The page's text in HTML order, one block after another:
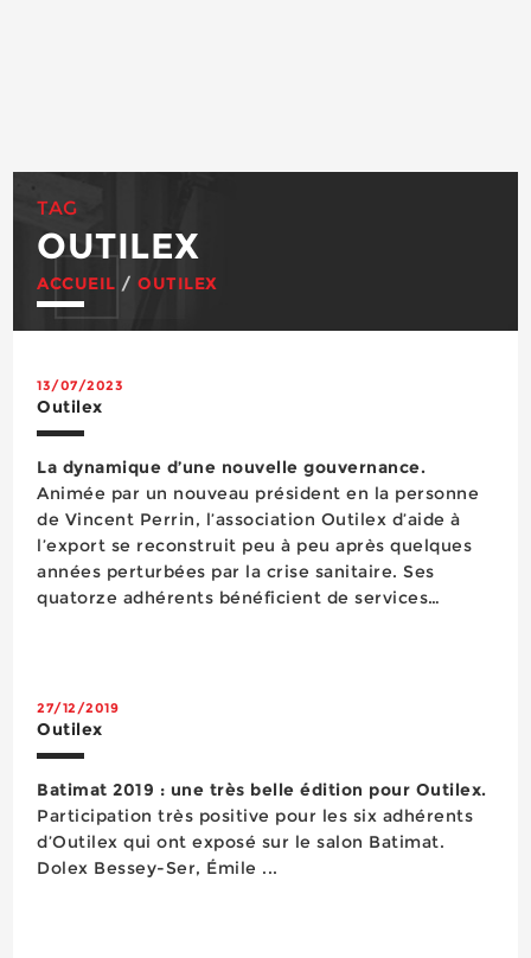
TAG
OUTILEX
ACCUEIL /OUTILEX
13/07/2023
Outilex
La dynamique d’une nouvelle gouvernance.
Animée par un nouveau président en la personne
de Vincent Perrin, l’association Outilex d’aide à
l’export se reconstruit peu à peu après quelques
années perturbées par la crise sanitaire. Ses
quatorze adhérents bénéficient de services
27/12/2019
Outilex
Batimat 2019 : une très belle édition pour Outilex.
Participation très positive pour les six adhérents
d’Outilex qui ont exposé sur le salon Batimat.
Dolex Bessey-Ser, Émile ...